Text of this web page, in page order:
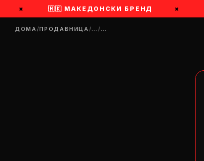
× 🇲🇰 МАКЕДОНСКИ БРЕНД ×
ДОМА/ПРОДАВНИЦА/…/…